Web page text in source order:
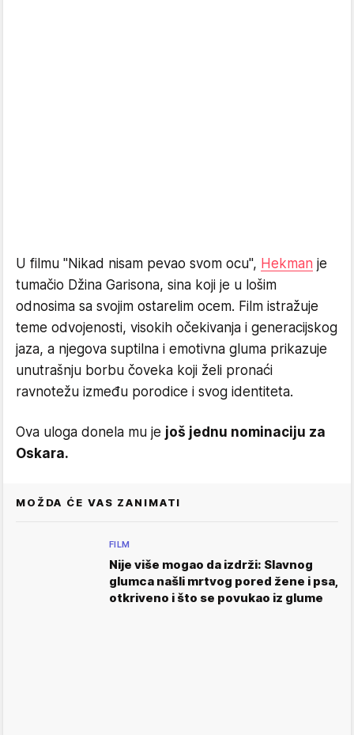
U filmu "Nikad nisam pevao svom ocu", Hekman je
tumačio Džina Garisona, sina koji je u lošim
odnosima sa svojim ostarelim ocem. Film istražuje
teme odvojenosti, visokih očekivanja i generacijskog
jaza, a njegova suptilna i emotivna gluma prikazuje
unutrašnju borbu čoveka koji želi pronaći
ravnotežu između porodice i svog identiteta.
Ova uloga donela mu je još jednu nominaciju za
Oskara.
MOŽDA ĆE VAS ZANIMATI
FILM
Nije više mogao da izdrži: Slavnog
glumca našli mrtvog pored žene i psa,
otkriveno i što se povukao iz glume